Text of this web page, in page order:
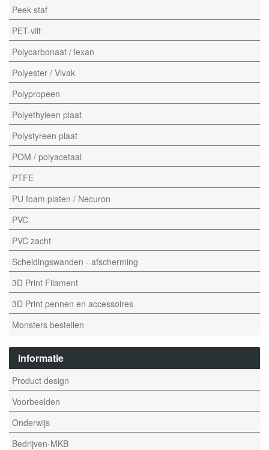
Peek staf
PET-vilt
Polycarbonaat / lexan
Polyester / Vivak
Polypropeen
Polyethyleen plaat
Polystyreen plaat
POM / polyacetaal
PTFE
PU foam platen / Necuron
PVC
PVC zacht
Scheidingswanden - afscherming
3D Print Filament
3D Print pennen en accessoires
Monsters bestellen
informatie
Product design
Voorbeelden
Onderwijs
Bedrijven-MKB